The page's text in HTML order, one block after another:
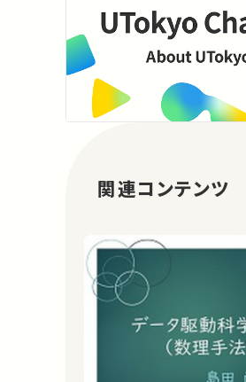
関連コンテンツ